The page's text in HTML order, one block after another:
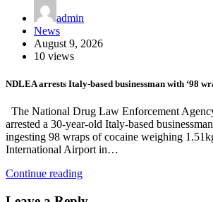
admin
News
August 9, 2026
10 views
NDLEA arrests Italy-based businessman with ‘98
The National Drug Law Enforcement
arrested a 30-year-old Italy-based
ingesting 98 wraps of cocaine weighing
International Airport in…
Continue reading